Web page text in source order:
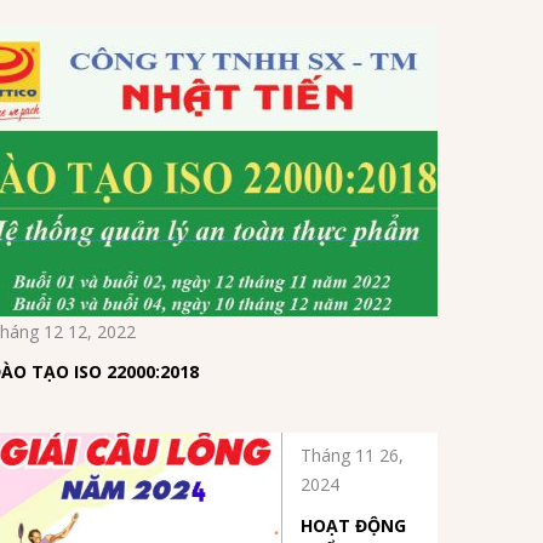
12 12, 2022
TẠO ISO 22000:2018
Tháng 11 26,
2024
HOẠT ĐỘNG